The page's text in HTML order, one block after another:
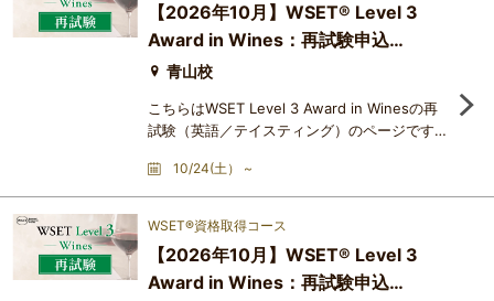
とができます。難易度は、筆記のショートエッ
セイ形式の問題が入ること、さらにテイスティ
ングについても記述式の問題で
【2026年10月】WSET® Level 3
Award in Wines：再試験申込
（English／Tasting Only）
青山校
こちらはWSET Level 3 Award in Winesの再
試験（英語／テイスティング）のページです。
ット（試飲、選択式筆記、ショートエッセイ）
から成り、個別に合否判定がなされます。特定
のユニットが不合格であったために、資格取得
することができます。難易度は、筆記のショー
トエッセイ形式の問題が入ること、さらにテイ
10/24(土） ~
WSET®資格取得コース
【2026年10月】WSET® Level 3
Award in Wines：再試験申込